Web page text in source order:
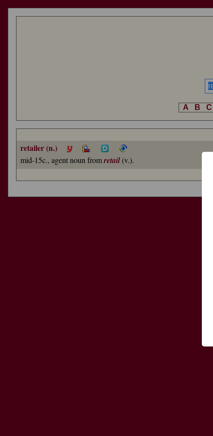
A B C
retailer (n.)
mid-15c., agent noun fromretail(v.).